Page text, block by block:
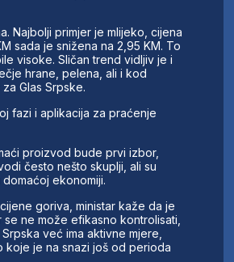
Najbolji primjer je mlijeko, cijena
sada je snižena na 2,95 KM. To
visoke. Sličan trend vidljiv je i
hrane, pelena, ali i kod
Glas Srpske.
fazi i aplikacija za praćenje
proizvod bude prvi izbor,
često nešto skuplji, ali su
ekonomiji.
goriva, ministar kaže da je
ne može efikasno kontrolisati,
već ima aktivne mjere,
koje je na snazi još od perioda